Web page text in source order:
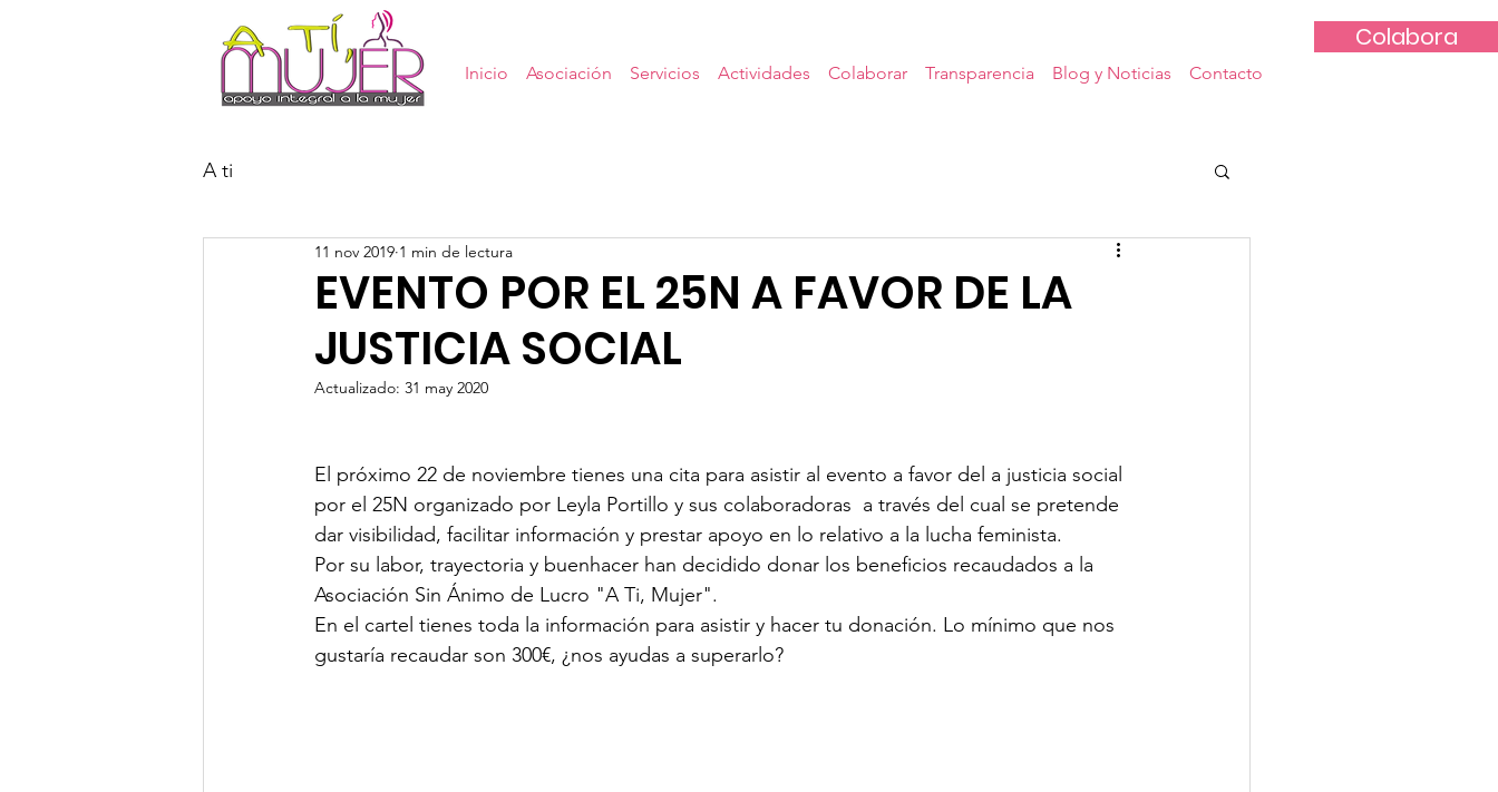
Colabora
Inicio Asociación Servicios Actividades Colaborar Transparencia Blog y Noticias Contacto
A ti
EVENTO POR EL 25N A FAVOR DE LA
JUSTICIA SOCIAL
11 nov 2019 1 min de lectura
Actualizado: 31 may 2020
El próximo 22 de noviembre tienes una cita para asistir al evento a favor del a justicia social
por el 25N organizado por Leyla Portillo y sus colaboradoras  a través del cual se pretende
dar visibilidad, facilitar información y prestar apoyo en lo relativo a la lucha feminista.
Por su labor, trayectoria y buenhacer han decidido donar los beneficios recaudados a la
Asociación Sin Ánimo de Lucro "A Ti, Mujer".
En el cartel tienes toda la información para asistir y hacer tu donación. Lo mínimo que nos
gustaría recaudar son 300€, ¿nos ayudas a superarlo?